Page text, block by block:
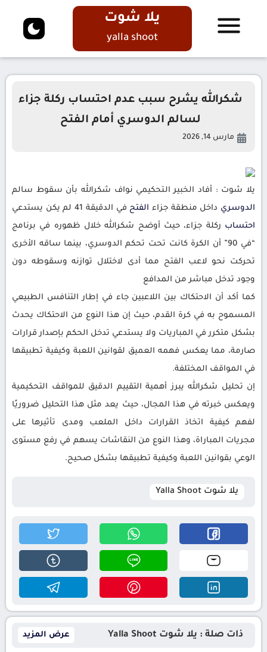
يلا شوت
yalla shoot
شكرالله يشرح سبب عدم احتساب ركلة جزاء
لسالم الدوسري أمام الفتح
مارس 14, 2026
يلا شوت : أفاد الخبير التحكيمي نواف شكرالله بأن سقوط سالم
الدوسري داخل منطقة جزاء الفتح في الدقيقة 41 لم يكن يستدعي
احتساب ركلة جزاء، حيث أوضح شكرالله خلال ظهوره في برنامج
“في 90” أن الكرة كانت تحت تحكم الدوسري، بينما ساقه الأخرى
تحركت نحو لاعب الفتح مما أدى لاختلال توازنه وسقوطه دون
وجود تدخل مباشر من المدافع
كما أكد أن الاحتكاك بين اللاعبين جاء في إطار التنافس الطبيعي
المسموح به في كرة القدم، حيث إن هذا النوع من الاحتكاك يحدث
بشكل متكرر في المباريات ولا يستدعي تدخل الحكم بإصدار قرارات
صارمة، مما يعكس فهمه العميق لقوانين اللعبة وكيفية تطبيقها
في المواقف المختلفة.
إن تحليل شكرالله يبرز أهمية التقييم الدقيق للمواقف التحكيمية
ويعكس خبرته في هذا المجال، حيث يعد مثل هذا التحليل ضروريًا
لفهم كيفية اتخاذ القرارات داخل الملعب ومدى تأثيرها على
مجريات المباراة، وهذا النوع من النقاشات يسهم في رفع مستوى
الوعي بقوانين اللعبة وكيفية تطبيقها بشكل صحيح.
يلا شوت Yalla Shoot
ذات صلة : يلا شوت Yalla Shoot عرض المزيد